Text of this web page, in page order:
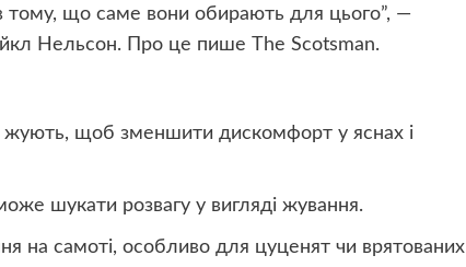
тому, що саме вони обирають для цього”, —
Нельсон. Про це пише The Scotsman.
жують, щоб зменшити дискомфорт у яснах і
шукати розвагу у вигляді жування.
на самоті, особливо для цуценят чи врятованих